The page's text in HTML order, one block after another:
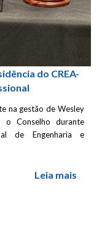
do CREA-
na gestão de Wesley
o Conselho durante
de Engenharia e
Leia mais